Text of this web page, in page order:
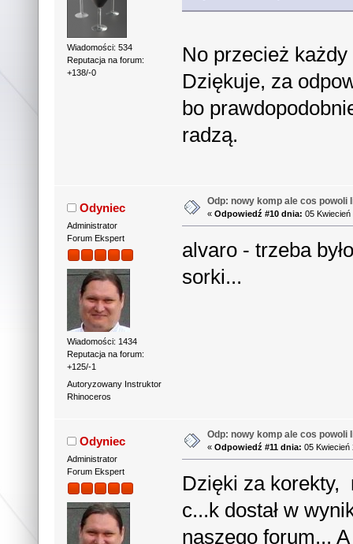
Wiadomości: 534
Reputacja na forum:
+138/-0
No przecież
Dziękuje, za
bo
radzą.
Odyniec
Administrator
Forum Ekspert
Wiadomości: 1434
Reputacja na forum:
+125/-1
Autoryzowany Instruktor
Rhinoceros
Odp: nowy komp ale cos powoli
«Odpowiedź #10 dnia: 05
alvaro - trzeba
sorki...
Odyniec
Administrator
Forum Ekspert
Odp: nowy komp ale cos powoli
«Odpowiedź #11 dnia: 05 Kwiecień
Dzięki za korekty,
c...k dostał w
naszego forum...